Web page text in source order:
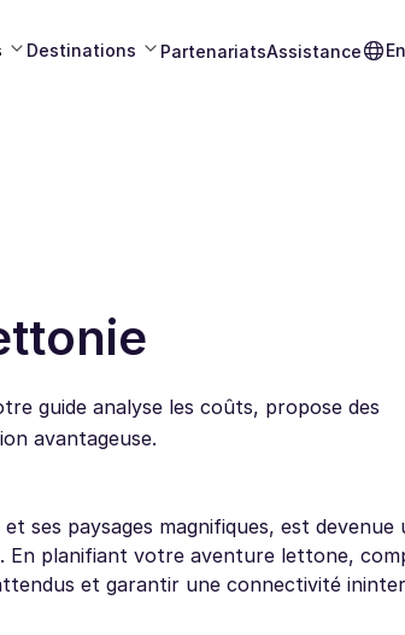
Destinations PartenariatsAssistance
guide analyse les coûts, propose des
avantageuse.
ses paysages magnifiques, est devenue
planifiant votre aventure lettone,
et garantir une connectivité